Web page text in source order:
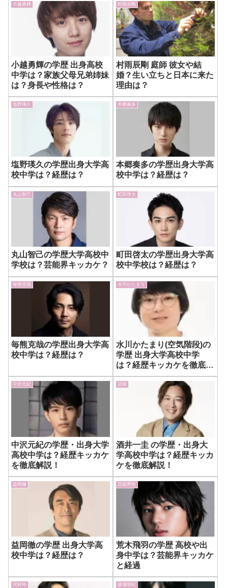
小越勇輝
小越勇輝の学歴 出身高校
中学は？家族父母兄弟姉妹
は？身長や性格は？
村雨辰剛
村雨辰剛 庭師 彼女や結
婚？生い立ちと日本に来た
理由は？
塩野瑛久
塩野瑛久の学歴出身大学高
校中学は？経歴は？
本郷奏多
本郷奏多の学歴出身大学高
校中学は？経歴は？
丸山智己
丸山智己の学歴大学高校中
学校は？芸能界キッカケ？
町田啓太
町田啓太の学歴出身大学高
校中学校は？経歴は？
毎熊克哉
毎熊克哉の学歴出身大学高
校中学は？経歴は？
水川かたまり
水川かたまり(空気階段)の
学歴 出身大学高校中学
は？経歴キッカケを徹底解
説！
中沢元紀
中沢元紀の学歴・出身大学
高校中学は？経歴キッカケ
を徹底解説！
芸能
酒井一圭 の学歴・出身大
学高校中学は？経歴キッカ
ケを徹底解説！
益岡徹
益岡徹の学歴 出身大学高
校中学は？経歴は？
芸能男性
荒木飛羽の学歴 高校や出
身中学は？芸能界キッカケ
と経過
沢村玲 廣瀬智紀